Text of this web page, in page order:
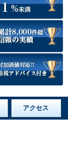
アクセス